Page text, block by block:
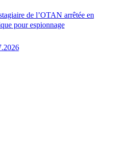
de l’OTAN arrêtée en
pour espionnage